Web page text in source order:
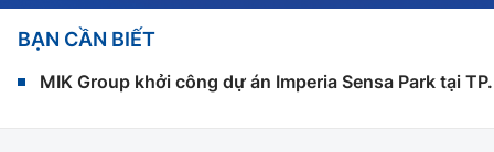
BẠN CẦN BIẾT
MIK Group khởi công dự án Imperia Sensa Park tại